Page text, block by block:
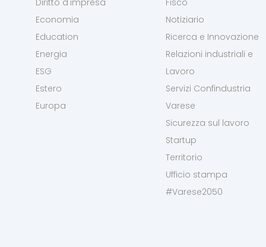
Diritto d'impresa
Economia
Education
Energia
ESG
Estero
Europa
Fisco
Notiziario
Ricerca e Innovazione
Relazioni industriali e
Lavoro
Servizi Confindustria
Varese
Sicurezza sul lavoro
Startup
Territorio
Ufficio stampa
#Varese2050